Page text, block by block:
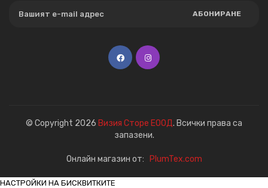
АБОНИРАНЕ
© Copyright 2026 Визия Сторе ЕООД. Всички права са
запазени.
Онлайн магазин от: PlumTex.com
НАСТРОЙКИ НА БИСКВИТКИТЕ